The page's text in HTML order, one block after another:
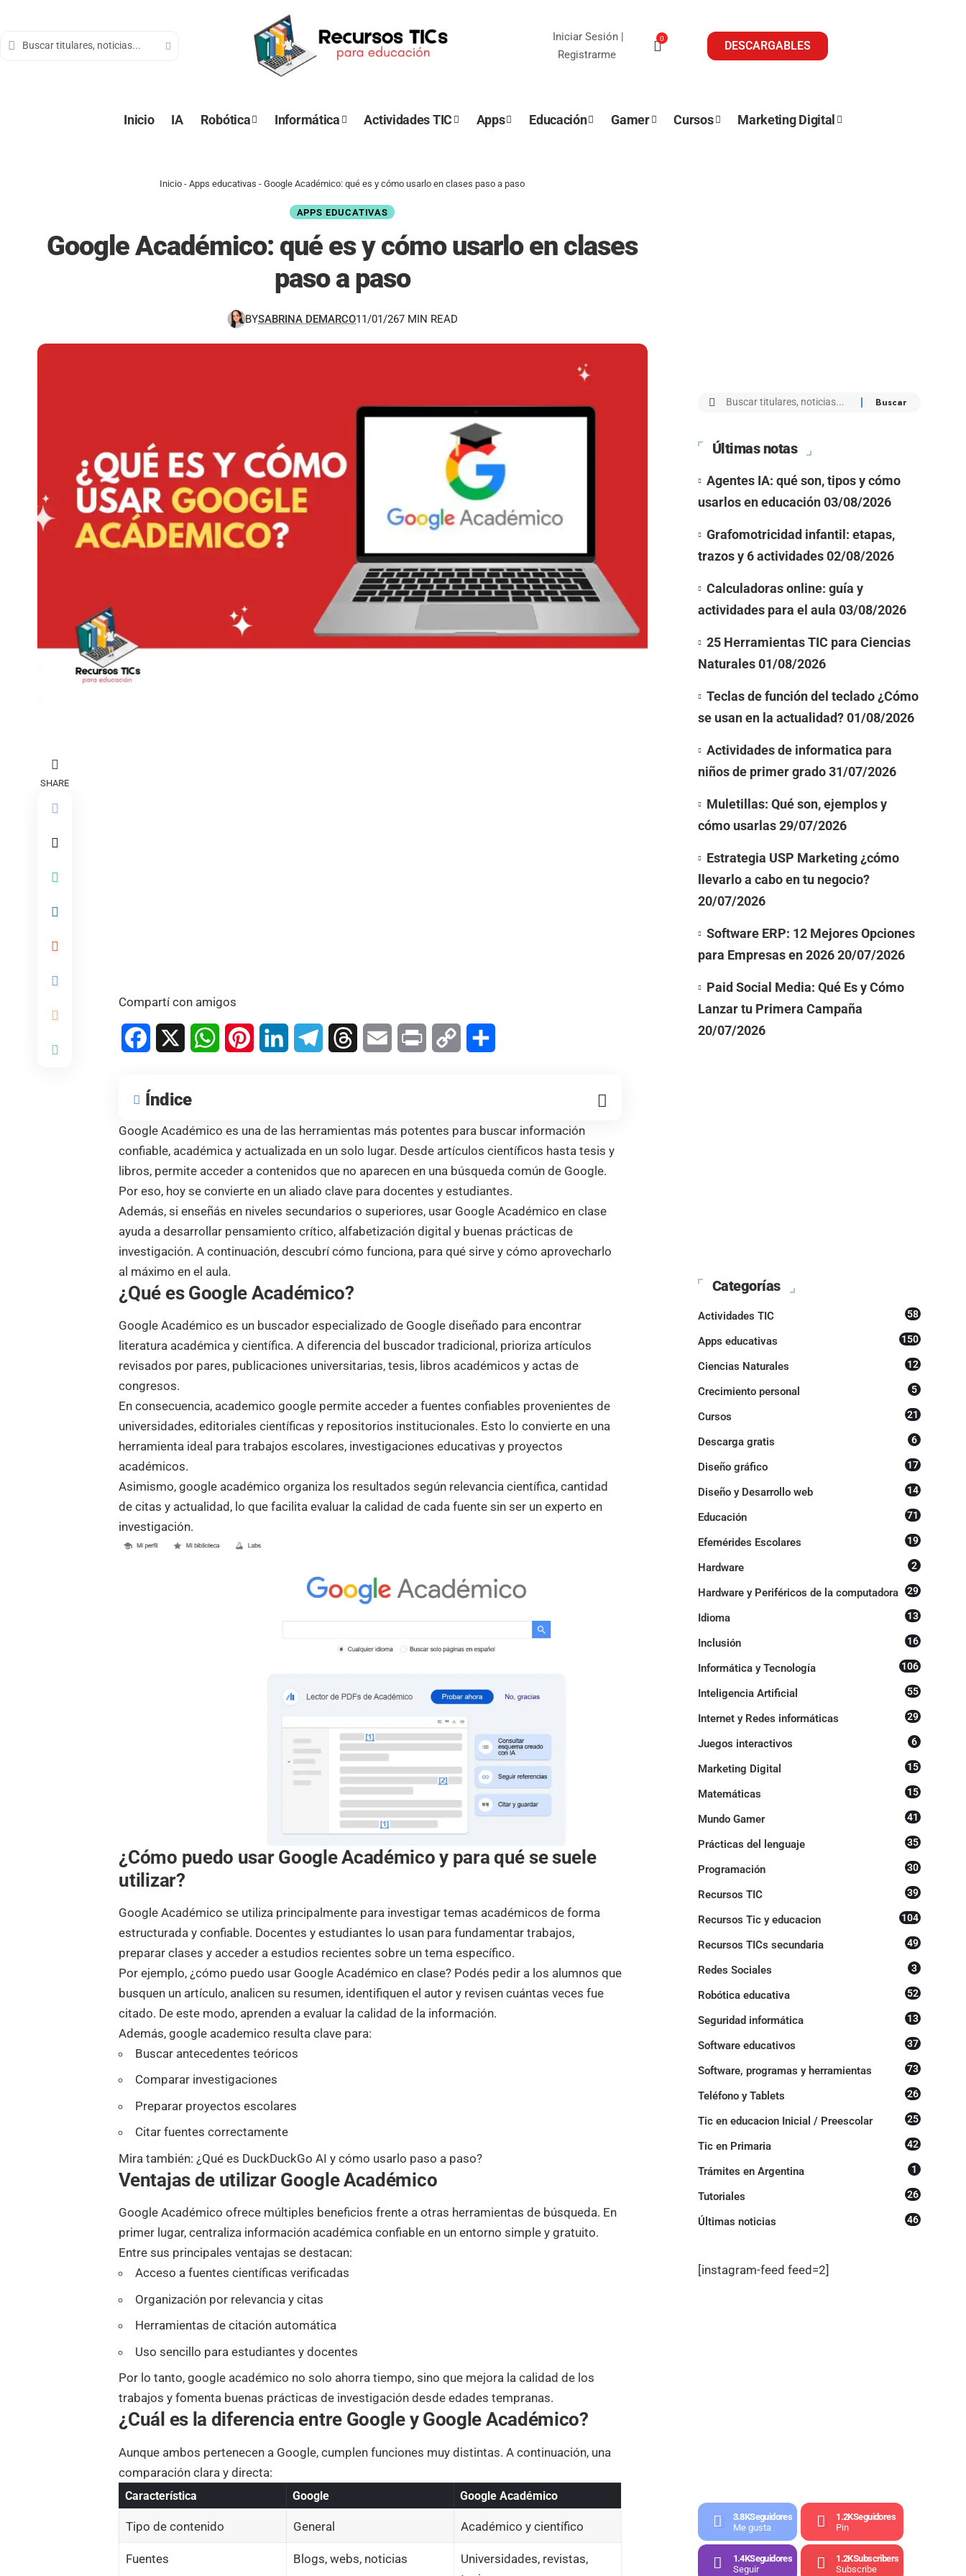
Iniciar Sesión|
Registrarme
0
DESCARGABLES
Inicio IA Robótica Informática Actividades TIC Apps Educación Gamer Cursos Marketing Digital
Inicio -Apps educativas -Google Académico: qué es y cómo usarlo en clases paso a paso
APPS EDUCATIVAS
Google Académico: qué es y cómo usarlo en clases
paso a paso
BYSABRINA DEMARCO11/01/267 MIN READ
SHARE
Compartí con amigos
Facebook WhatsAppPinterestLinkedIn TelegramThreads Email Print Copy
Índice
Google Académico es una de las herramientas más potentes para buscar información
confiable, académica y actualizada en un solo lugar. Desde artículos científicos hasta tesis y
libros, permite acceder a contenidos que no aparecen en una búsqueda común de Google.
Por eso, hoy se convierte en un aliado clave para docentes y estudiantes.
Además, si enseñás en niveles secundarios o superiores, usar Google Académico en clase
ayuda a desarrollar pensamiento crítico, alfabetización digital y buenas prácticas de
investigación. A continuación, descubrí cómo funciona, para qué sirve y cómo aprovecharlo
al máximo en el aula.
¿Qué es Google Académico?
Google Académico es un buscador especializado de Google diseñado para encontrar
literatura académica y científica. A diferencia del buscador tradicional, prioriza artículos
revisados por pares, publicaciones universitarias, tesis, libros académicos y actas de
congresos.
En consecuencia, academico google permite acceder a fuentes confiables provenientes de
universidades, editoriales científicas y repositorios institucionales. Esto lo convierte en una
herramienta ideal para trabajos escolares, investigaciones educativas y proyectos
académicos.
Asimismo, google académico organiza los resultados según relevancia científica, cantidad
de citas y actualidad, lo que facilita evaluar la calidad de cada fuente sin ser un experto en
investigación.
¿Cómo puedo usar Google Académico y para qué se suele
utilizar?
Google Académico se utiliza principalmente para investigar temas académicos de forma
estructurada y confiable. Docentes y estudiantes lo usan para fundamentar trabajos,
preparar clases y acceder a estudios recientes sobre un tema específico.
Por ejemplo, ¿cómo puedo usar Google Académico en clase? Podés pedir a los alumnos que
busquen un artículo, analicen su resumen, identifiquen el autor y revisen cuántas veces fue
citado. De este modo, aprenden a evaluar la calidad de la información.
Además, google academico resulta clave para:
Buscar antecedentes teóricos
Comparar investigaciones
Preparar proyectos escolares
Citar fuentes correctamente
Mira también: ¿Qué es DuckDuckGo AI y cómo usarlo paso a paso?
Ventajas de utilizar Google Académico
Google Académico ofrece múltiples beneficios frente a otras herramientas de búsqueda. En
primer lugar, centraliza información académica confiable en un entorno simple y gratuito.
Entre sus principales ventajas se destacan:
Acceso a fuentes científicas verificadas
Organización por relevancia y citas
Herramientas de citación automática
Uso sencillo para estudiantes y docentes
Por lo tanto, google académico no solo ahorra tiempo, sino que mejora la calidad de los
trabajos y fomenta buenas prácticas de investigación desde edades tempranas.
¿Cuál es la diferencia entre Google y Google Académico?
Aunque ambos pertenecen a Google, cumplen funciones muy distintas. A continuación, una
comparación clara y directa:
Característica Google Google Académico
Tipo de contenido General Académico y científico
Fuentes Blogs, webs, noticias
Universidades, revistas,
Últimas notas
Agentes IA: qué son, tipos y cómo
usarlos en educación 03/08/2026
Grafomotricidad infantil: etapas,
trazos y 6 actividades 02/08/2026
Calculadoras online: guía y
actividades para el aula 03/08/2026
25 Herramientas TIC para Ciencias
Naturales 01/08/2026
Teclas de función del teclado ¿Cómo
se usan en la actualidad? 01/08/2026
Actividades de informatica para
niños de primer grado 31/07/2026
Muletillas: Qué son, ejemplos y
cómo usarlas 29/07/2026
Estrategia USP Marketing ¿cómo
llevarlo a cabo en tu negocio?
20/07/2026
Software ERP: 12 Mejores Opciones
para Empresas en 2026 20/07/2026
Paid Social Media: Qué Es y Cómo
Lanzar tu Primera Campaña
20/07/2026
Categorías
Actividades TIC 58
Apps educativas 150
Ciencias Naturales 12
Crecimiento personal 5
Cursos 21
Descarga gratis 6
Diseño gráfico 17
Diseño y Desarrollo web 14
Educación 71
Efemérides Escolares 19
Hardware 2
Hardware y Periféricos de la computadora 29
Idioma 13
Inclusión 16
Informática y Tecnología 106
Inteligencia Artificial 55
Internet y Redes informáticas 29
Juegos interactivos 6
Marketing Digital 15
Matemáticas 15
Mundo Gamer 41
Prácticas del lenguaje 35
Programación 30
Recursos TIC 39
Recursos Tic y educacion 104
Recursos TICs secundaria 49
Redes Sociales 3
Robótica educativa 52
Seguridad informática 13
Software educativos 37
Software, programas y herramientas 73
Teléfono y Tablets 26
Tic en educacion Inicial / Preescolar 25
Tic en Primaria 42
Trámites en Argentina 1
Tutoriales 26
Últimas noticias 46
[instagram-feed feed=2]
3.8KSeguidores
Me gusta
1.2KSeguidores
Pin
1.4KSeguidores
Seguir
1.2KSubscribers
Subscribe